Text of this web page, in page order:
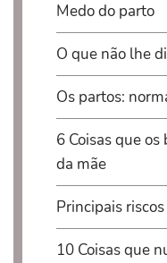
Medo do parto
O que não lhe
Os partos:
6 Coisas que
da mãe
Principais
10 Coisas que